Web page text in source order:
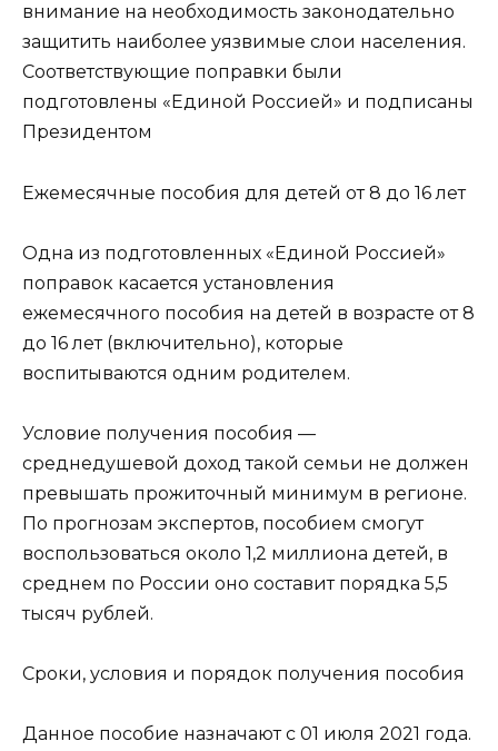
внимание на необходимость законодательно
защитить наиболее уязвимые слои населения.
Соответствующие поправки были
подготовлены «Единой Россией» и подписаны
Президентом
Ежемесячные пособия для детей от 8 до 16 лет
Одна из подготовленных «Единой Россией»
поправок касается установления
ежемесячного пособия на детей в возрасте от 8
до 16 лет (включительно), которые
воспитываются одним родителем.
Условие получения пособия —
среднедушевой доход такой семьи не должен
превышать прожиточный минимум в регионе.
По прогнозам экспертов, пособием смогут
воспользоваться около 1,2 миллиона детей, в
среднем по России оно составит порядка 5,5
тысяч рублей.
Сроки, условия и порядок получения пособия
Данное пособие назначают с 01 июля 2021 года.